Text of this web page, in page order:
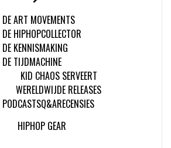
DE ART MOVEMENTS
DE HIPHOPCOLLECTOR
DE KENNISMAKING
DE TIJDMACHINE
KID CHAOS SERVEERT
WERELDWIJDE RELEASES
PODCASTSQ&ARECENSIES
HIPHOP GEAR